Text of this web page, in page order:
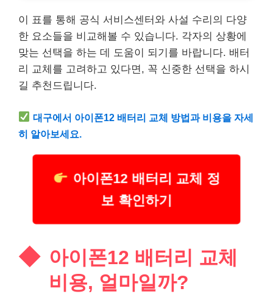
이 표를 통해 공식 서비스센터와 사설 수리의 다양
한 요소들을 비교해볼 수 있습니다. 각자의 상황에
맞는 선택을 하는 데 도움이 되기를 바랍니다. 배터
리 교체를 고려하고 있다면, 꼭 신중한 선택을 하시
길 추천드립니다.
대구에서 아이폰12 배터리 교체 방법과 비용을 자세
히 알아보세요.
아이폰12 배터리 교체 정
보 확인하기
아이폰12 배터리 교체
비용, 얼마일까?